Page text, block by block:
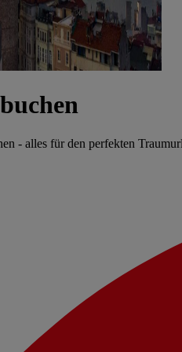
- alles für den perfekten